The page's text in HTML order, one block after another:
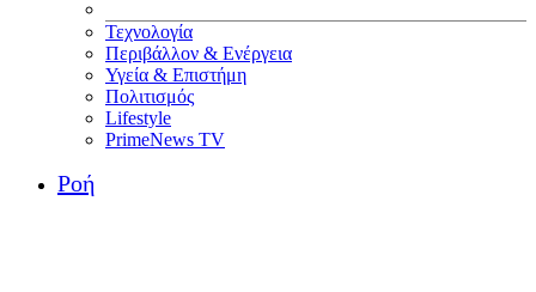
Τεχνολογία
Περιβάλλον & Ενέργεια
Υγεία & Επιστήμη
Πολιτισμός
Lifestyle
PrimeNews TV
Ροή